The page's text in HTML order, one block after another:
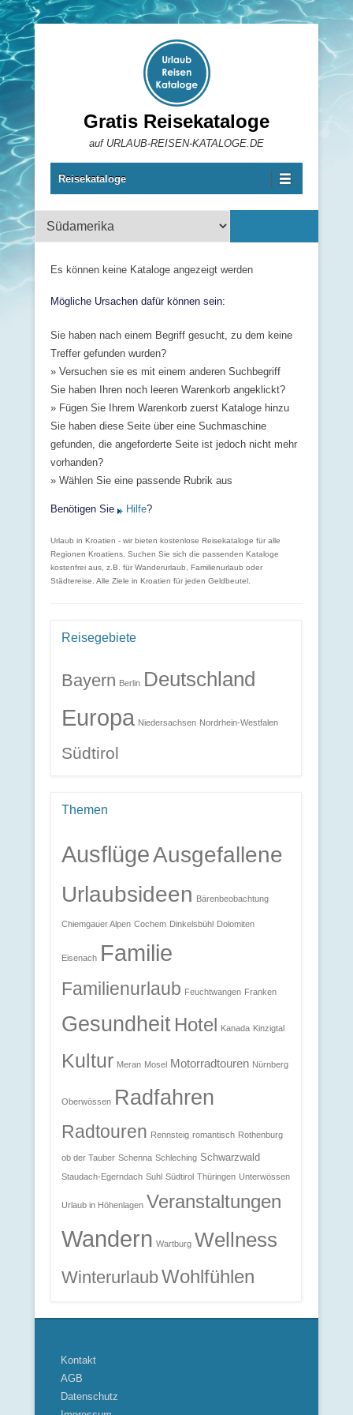
Gratis Reisekataloge
auf URLAUB-REISEN-KATALOGE.DE
Reisekataloge
Reisekataloge
Es können keine Kataloge angezeigt werden
Mögliche Ursachen dafür können sein:
Sie haben nach einem Begriff gesucht, zu dem keine
Treffer gefunden wurden?
» Versuchen sie es mit einem anderen Suchbegriff
Sie haben Ihren noch leeren Warenkorb angeklickt?
» Fügen Sie Ihrem Warenkorb zuerst Kataloge hinzu
Sie haben diese Seite über eine Suchmaschine
gefunden, die angeforderte Seite ist jedoch nicht mehr
vorhanden?
» Wählen Sie eine passende Rubrik aus
Benötigen Sie Hilfe?
Urlaub in Kroatien - wir bieten kostenlose Reisekataloge für alle
Regionen Kroatiens. Suchen Sie sich die passenden Kataloge
kostenfrei aus, z.B. für Wanderurlaub, Familienurlaub oder
Städtereise. Alle Ziele in Kroatien für jeden Geldbeutel.
Reisegebiete
Bayern Berlin Deutschland
Europa Niedersachsen Nordrhein-Westfalen
Südtirol
Themen
AusflügeAusgefallene
Urlaubsideen Bärenbeobachtung
Chiemgauer Alpen Cochem Dinkelsbühl Dolomiten
Eisenach Familie
Familienurlaub Feuchtwangen Franken
Gesundheit Hotel Kanada Kinzigtal
Kultur Meran Mosel Motorradtouren Nürnberg
Oberwössen Radfahren
Radtouren Rennsteig romantisch Rothenburg
ob der Tauber Schenna Schleching Schwarzwald
Staudach-Egerndach Suhl Südtirol Thüringen Unterwössen
Urlaub in Höhenlagen Veranstaltungen
Wandern Wartburg Wellness
WinterurlaubWohlfühlen
Kontakt
AGB
Datenschutz